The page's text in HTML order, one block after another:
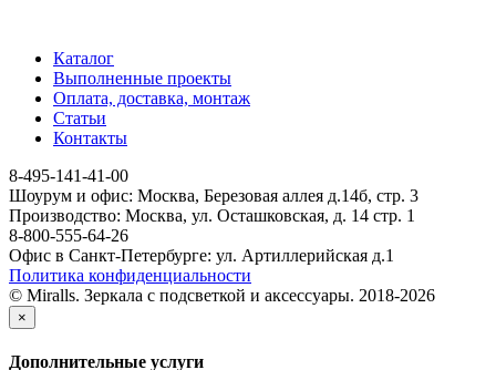
Каталог
Выполненные проекты
Оплата, доставка, монтаж
Статьи
Контакты
8-495-141-41-00
Шоурум и офис: Москва, Березовая аллея д.14б, стр. 3
Производство: Москва, ул. Осташковская, д. 14 стр. 1
8-800-555-64-26
Офис в Санкт-Петербурге: ул. Артиллерийская д.1
Политика конфиденциальности
© Miralls. Зеркала с подсветкой и аксессуары. 2018-2026
×
Дополнительные услуги